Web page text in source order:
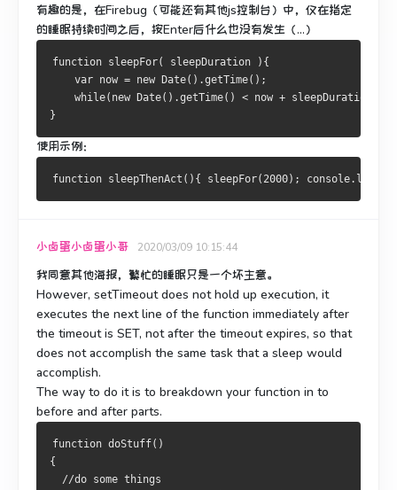
有趣的是，在Firebug（可能还有其他js控制台）中，仅在指定
的睡眠持续时间之后，按Enter后什么也没有发生（...）
function sleepFor( sleepDuration ){
    var now = new Date().getTime();
while(new Date().getTime() < now + sleepDuration){
}
使用示例：
小卤蛋小卤蛋小哥 2020/03/09 10:15:44
我同意其他海报，繁忙的睡眠只是一个坏主意。
However, setTimeout does not hold up execution, it
executes the next line of the function immediately after
the timeout is SET, not after the timeout expires, so that
does not accomplish the same task that a sleep would
accomplish.
The way to do it is to breakdown your function in to
before and after parts.
function doStuff()
{
  //do some things